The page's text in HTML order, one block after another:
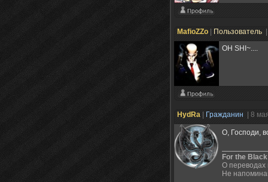
MafioZZo Пользователь
OH SHI~....
HydRa Гражданин | 8
О, Господи,
For the
О переводах
Не